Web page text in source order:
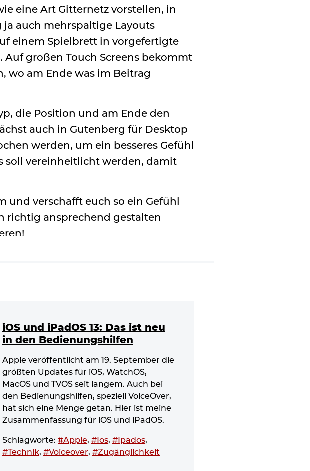
eine Art Gitternetz vorstellen, in
auch mehrspaltige Layouts
einem Spielbrett in vorgefertigte
großen Touch Screens bekommt
wo am Ende was im Beitrag
die Position und am Ende den
auch in Gutenberg für Desktop
werden, um ein besseres Gefühl
soll vereinheitlicht werden, damit
und verschafft euch so ein Gefühl
richtig ansprechend gestalten
iOS und iPadOS 13: Das ist neu
in den Bedienungshilfen
Apple veröffentlicht am 19. September die
größten Updates für iOS, WatchOS,
MacOS und TVOS seit langem. Auch bei
den Bedienungshilfen, speziell VoiceOver,
hat sich eine Menge getan. Hier ist meine
Zusammenfassung für iOS und iPadOS.
Schlagworte: #Apple, #Ios, #Ipados,
#Technik, #Voiceover, #Zugänglichkeit